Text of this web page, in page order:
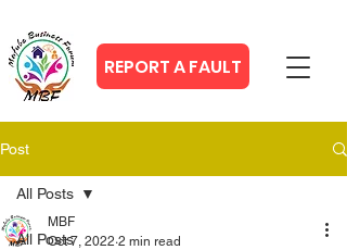
REPORT A FAULT
Post
All Posts
All Posts
MBF
Oct 7, 2022 2 min read